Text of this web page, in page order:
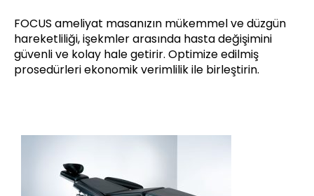
FOCUS ameliyat masanızın mükemmel ve düzgün
hareketliliği, işekmler arasında hasta değişimini
güvenli ve kolay hale getirir. Optimize edilmiş
prosedürleri ekonomik verimlilik ile birleştirin.